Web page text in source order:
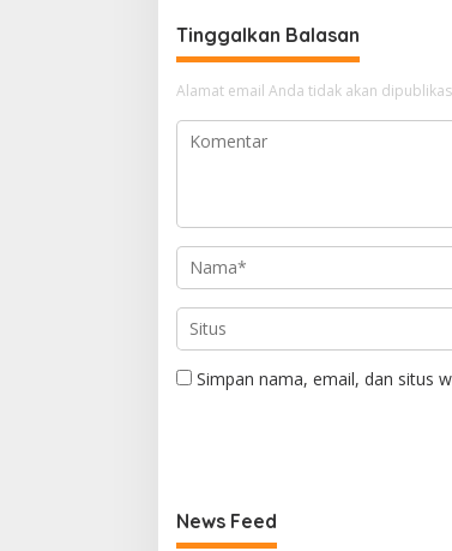
Tinggalkan Balasan
Alamat email Anda tidak akan
Simpan nama, email, dan situs
News Feed